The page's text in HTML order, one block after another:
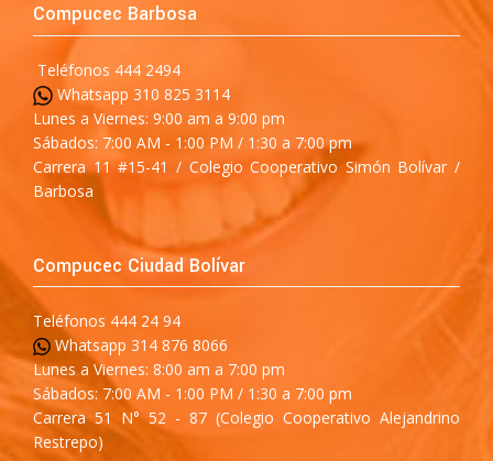
Compucec Barbosa
Teléfonos 444 2494
Whatsapp 310 825 3114
Lunes a Viernes: 9:00 am a 9:00 pm
Sábados: 7:00 AM - 1:00 PM / 1:30 a 7:00 pm
Carrera 11 #15-41 / Colegio Cooperativo Simón Bolívar /
Barbosa
Compucec Ciudad Bolívar
Teléfonos 444 24 94
Whatsapp 314 876 8066
Lunes a Viernes: 8:00 am a 7:00 pm
Sábados: 7:00 AM - 1:00 PM / 1:30 a 7:00 pm
Carrera 51 N° 52 - 87 (Colegio Cooperativo Alejandrino
Restrepo)